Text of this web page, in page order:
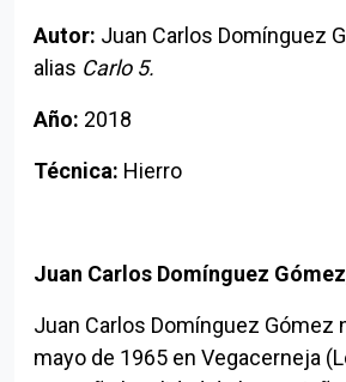
Autor: Juan Carlos Domínguez
alias Carlo 5.
Año: 2018
Técnica: Hierro
Juan Carlos Domínguez
Juan Carlos Domínguez Gómez
mayo de 1965 en Vegacerneja
Volver al índice